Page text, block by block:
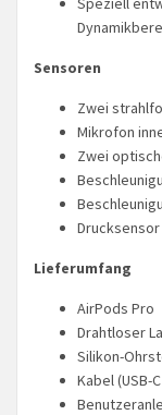
Sensoren
Zwei
Mikrofon
Zwei
Drucksensor
Lieferumfang
AirPods Pro
Drahtloser
Silikon-
Kabel (USB-